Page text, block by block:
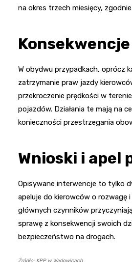
na okres trzech miesięcy,
W obydwu przypadkach, oprócz
zatrzymanie praw jazdy
przekroczenie prędkości w
pojazdów. Działania te mają na
konieczności przestrzegania
Wnioski i apel
Opisywane interwencje to tylko
apeluje do kierowców o rozwagę
głównych czynników
sprawę z konsekwencji swoich
bezpieczeństwo na drogach.
Źródło: KPP w Wadowicach